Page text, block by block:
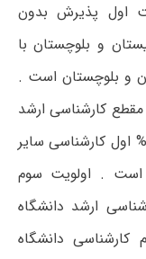
اول پذیرش بدون
و بلوچستان با
و بلوچستان است .
کارشناسی ارشد
دانشگاه سیستان و بلوچستان با ۱۰% اول کارشناسی سایر
است . اولویت سوم
ارشد دانشگاه
با ۱۰% دوم کارشناسی دانشگاه